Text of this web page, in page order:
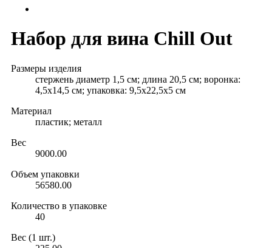
Набор для вина Chill Out
Размеры изделия
стержень диаметр 1,5 cм; длина 20,5 см; воронка:
4,5х14,5 см; упаковка: 9,5х22,5х5 см
Материал
пластик; металл
Вес
9000.00
Объем упаковки
56580.00
Количество в упаковке
40
Вес (1 шт.)